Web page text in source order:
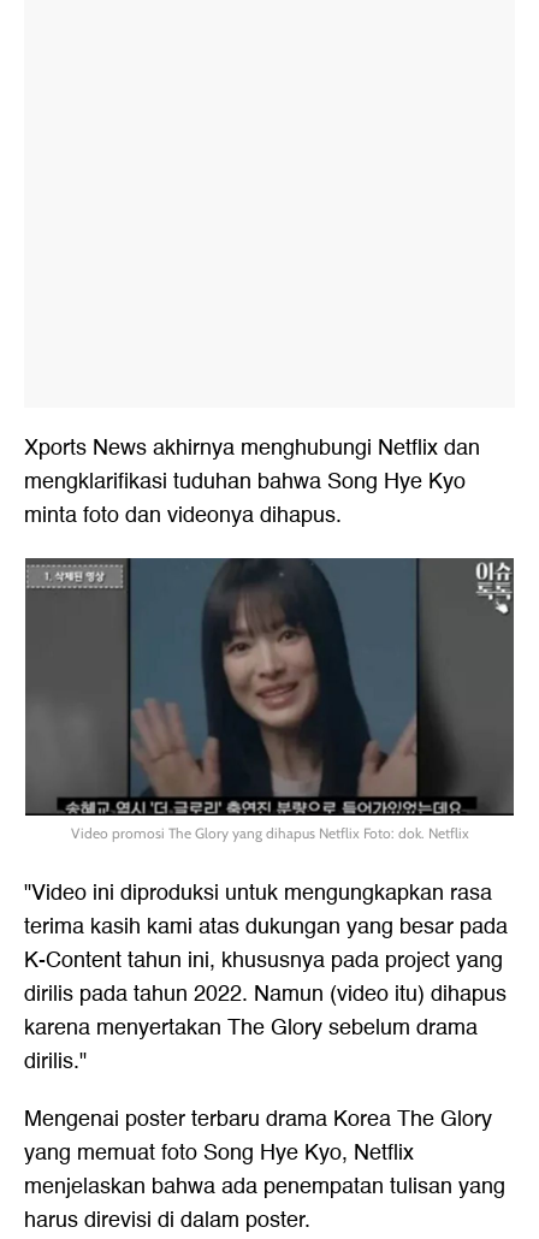
Xports News akhirnya menghubungi Netflix dan
mengklarifikasi tuduhan bahwa Song Hye Kyo
minta foto dan videonya dihapus.
Video promosi The Glory yang dihapus Netflix Foto: dok. Netflix
"Video ini diproduksi untuk mengungkapkan rasa
terima kasih kami atas dukungan yang besar pada
K-Content tahun ini, khususnya pada project yang
dirilis pada tahun 2022. Namun (video itu) dihapus
karena menyertakan The Glory sebelum drama
dirilis."
Mengenai poster terbaru drama Korea The Glory
yang memuat foto Song Hye Kyo, Netflix
menjelaskan bahwa ada penempatan tulisan yang
harus direvisi di dalam poster.